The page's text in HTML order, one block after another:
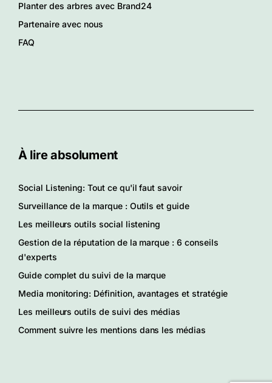
Planter des arbres avec Brand24
Partenaire avec nous
FAQ
À lire absolument
Social Listening: Tout ce qu'il faut savoir
Surveillance de la marque : Outils et guide
Les meilleurs outils social listening
Gestion de la réputation de la marque : 6 conseils
d'experts
Guide complet du suivi de la marque
Media monitoring: Définition, avantages et stratégie
Les meilleurs outils de suivi des médias
Comment suivre les mentions dans les médias